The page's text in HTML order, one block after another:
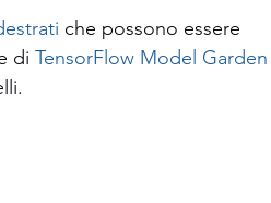
che possono essere
di TensorFlow Model Garden